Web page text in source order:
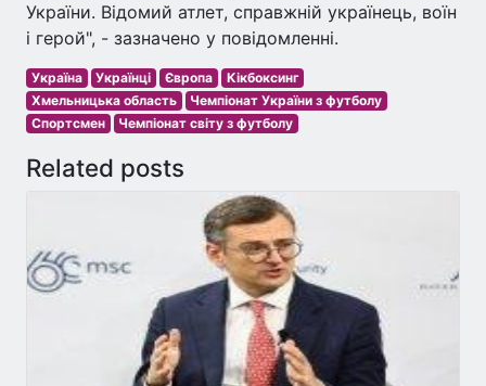
України. Відомий атлет, справжній українець, воїн
і герой", - зазначено у повідомленні.
Україна Українці Європа
Кікбоксинг
Хмельницька область
Чемпіонат України з футболу
Спортсмен
Чемпіонат світу з футболу
Related posts